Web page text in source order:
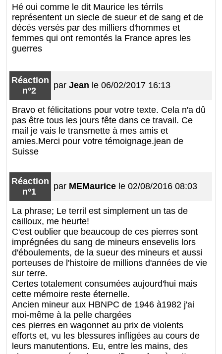
Hé oui comme le dit Maurice les térrils
représentent un siecle de sueur et de sang et de
décés versés par des milliers d'hommes et
femmes qui ont remontés la France apres les
guerres
Réaction
n°2
parJean le 06/02/2017 16:13
Bravo et félicitations pour votre texte. Cela n'a dû
pas être tous les jours fête dans ce travail. Ce
mail je vais le transmette à mes amis et
amies.Merci pour votre témoignage.jean de
Suisse
Réaction
n°1
par MEMaurice le 02/08/2016 08:03
La phrase; Le terril est simplement un tas de
cailloux, me heurte!
C'est oublier que beaucoup de ces pierres sont
imprégnées du sang de mineurs ensevelis lors
d'éboulements, de la sueur des mineurs et aussi
porteuses de l'histoire de millions d'années de vie
sur terre.
Certes totalement consumées aujourd'hui mais
cette mémoire reste éternelle.
Ancien mineur aux HBNPC de 1946 à1982 j'ai
moi-même à la pelle chargées
ces pierres en wagonnet au prix de violents
efforts et, vu les blessures infligées au cours de
leurs manutentions. Eu, entre les mains, des